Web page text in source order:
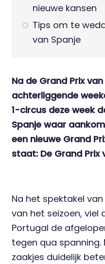
nieuwe kansen
Tips om te
van Spanje
Na de Grand Prix
achterliggende
1-circus deze week
Spanje waar
een nieuwe Grand
staat: De Grand Prix
Na het spektakel
van het seizoen, viel
Portugal de
tegen qua spanning.
zaakjes duidelijk